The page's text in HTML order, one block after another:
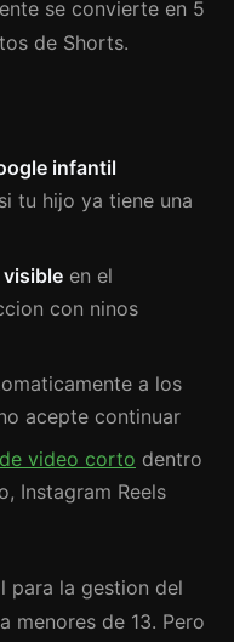
se convierte en 5
de Shorts.
infantil
tu hijo ya tiene una
visible en el
con ninos
a los
acepte continuar
video corto dentro
Instagram Reels
para la gestion del
menores de 13. Pero